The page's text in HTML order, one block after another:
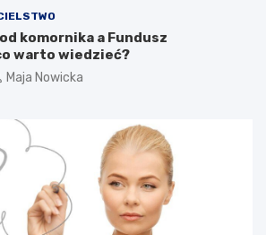
komornika a Fundusz
warto wiedzieć?
Maja Nowicka